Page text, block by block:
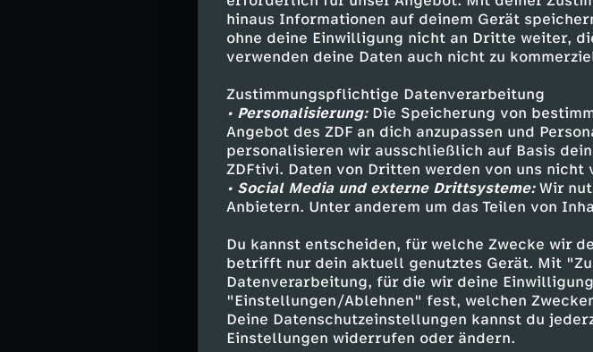
hinaus Informationen auf deinem Gerät
ohne deine Einwilligung nicht an Dritte weiter,
verwenden deine Daten auch nicht zu
Zustimmungspflichtige Datenverarbeitung
• Personalisierung:Die Speicherung von
Angebot des ZDF an dich anzupassen und
personalisieren wir ausschließlich auf Basis
ZDFtivi. Daten von Dritten werden von uns nicht
• Social Media und externe Drittsysteme:Wir
Anbietern. Unter anderem um das Teilen von
Du kannst entscheiden, für welche Zwecke wir
betrifft nur dein aktuell genutztes Gerät. Mit
Datenverarbeitung, für die wir deine
"Einstellungen/Ablehnen" fest, welchen
Deine Datenschutzeinstellungen kannst du
Einstellungen widerrufen oder ändern.
kritisierte, wird durch diesen Vorfall
Sachverständiger vor Gericht wird
Darsteller
Prof. Klaus Brinkmann -
Dr. Udo Brinkmann - Sascha Hehn
Schwester Christa - Gaby Dohm
Käti - Karin Hardt
Dr. Marker - Wolfgang Kieling
Lutz - Wolfgang Büttner
Michael Lutz - Nino Korda
Frau Hase - Lisa Hellwig
Frau Martin - Marianne Kehlau
und andere -